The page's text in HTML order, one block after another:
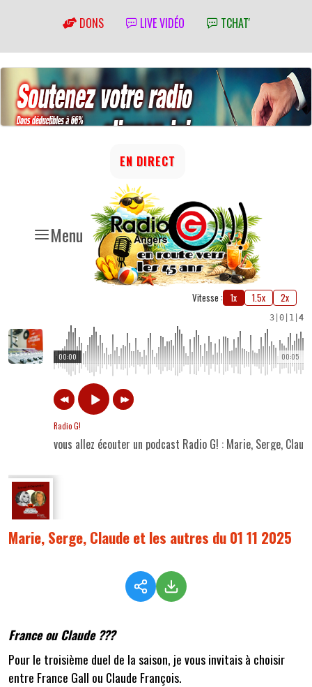
DONS LIVE VIDÉO TCHAT'
Menu
EN DIRECT
Vitesse : 1x 1.5x 2x
3 0 1 4
00:05
00:00
Radio G!
vous allez écouter un podcast Radio G! : Marie, Serge,
Marie, Serge, Claude et les autres du 01 11 2025
France ou Claude ???
Pour le troisième duel de la saison, je vous invitais à choisir
entre France Gall ou Claude François.